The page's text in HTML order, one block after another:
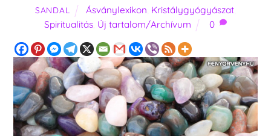
SANDAL Ásványlexikon Kristálygyógyászat,
Spiritualitás, Új tartalom/Archívum 0